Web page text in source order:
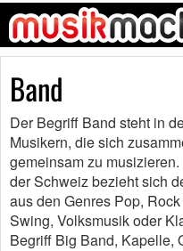
Band
Der Begriff Band steht in
Musikern, die sich
gemeinsam zu
der Schweiz bezieht sich
aus den Genres Pop,
Swing, Volksmusik oder
Begriff Big Band, Kapelle,